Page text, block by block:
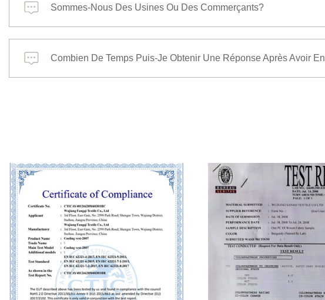
Sommes-Nous Des Usines Ou Des Commerçants?
Combien De Temps Puis-Je Obtenir Une Réponse Après Avoir